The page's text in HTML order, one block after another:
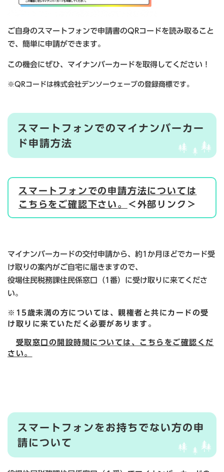
ご自身のスマートフォンで申請書のQRコードを読み取ること
で、簡単に申請ができます。
この機会にぜひ、マイナンバーカードを取得してください！
※QRコードは株式会社デンソーウェーブの登録商標です。
スマートフォンでのマイナンバーカー
ド申請方法
スマートフォンでの申請方法については
こちらをご確認下さい。
＜外部リンク＞
マイナンバーカードの交付申請から、約1か月ほどでカード受
け取りの案内がご自宅に届きますので、
役場住民税務課住民係窓口（1番）に受け取りに来てくださ
い。
※15歳未満の方については、親権者と共にカードの受
け取りに来ていただく必要があります。
受取窓口の開設時間については、こちらをご確認くだ
さい。
スマートフォンをお持ちでない方の申
請について